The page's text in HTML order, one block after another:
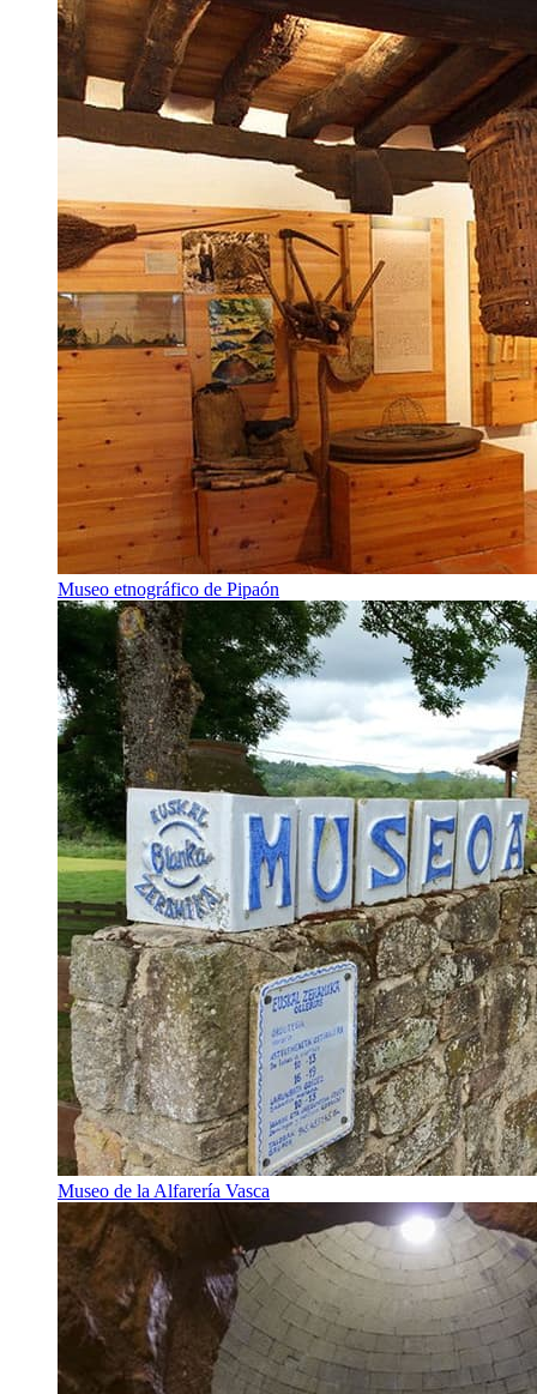
Museo etnográfico de Pipaón
Museo de la Alfarería Vasca